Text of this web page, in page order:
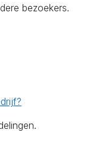
bezoekers.